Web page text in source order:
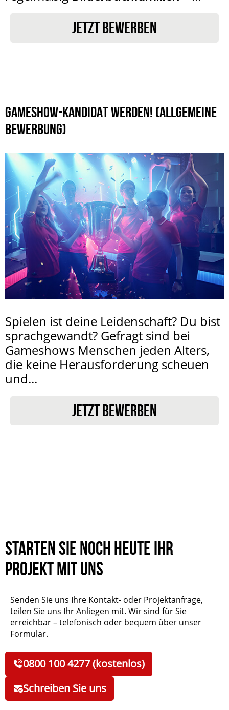
JETZT BEWERBEN
GAMESHOW-KANDIDAT WERDEN! (ALLGEMEINE
BEWERBUNG)
Spielen ist deine Leidenschaft? Du bist
sprachgewandt? Gefragt sind bei
Gameshows Menschen jeden Alters,
die keine Herausforderung scheuen
und...
JETZT BEWERBEN
Starten Sie noch heute Ihr
Projekt mit uns
Senden Sie uns Ihre Kontakt- oder Projektanfrage,
teilen Sie uns Ihr Anliegen mit. Wir sind für Sie
erreichbar – telefonisch oder bequem über unser
Formular.
0800 100 4277 (kostenlos)
Schreiben Sie uns